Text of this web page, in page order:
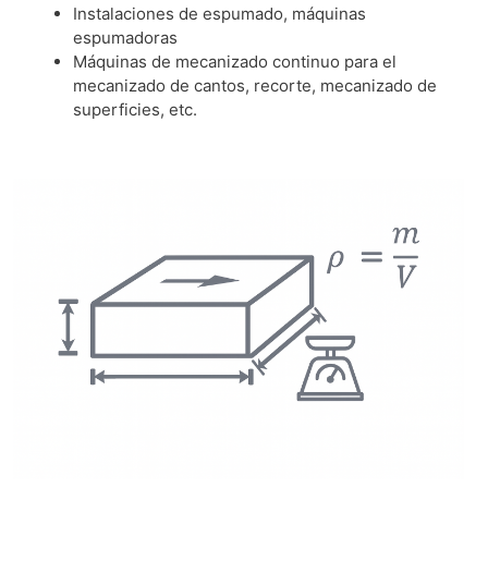
Instalaciones de espumado, máquinas
espumadoras
Máquinas de mecanizado continuo para el
mecanizado de cantos, recorte, mecanizado de
superficies, etc.